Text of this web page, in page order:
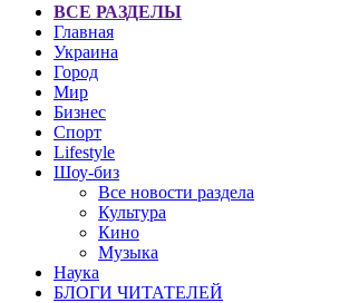
ВСЕ РАЗДЕЛЫ
Главная
Украина
Город
Мир
Бизнес
Спорт
Lifestyle
Шоу-биз
Все новости раздела
Культура
Кино
Музыка
Наука
БЛОГИ ЧИТАТЕЛЕЙ